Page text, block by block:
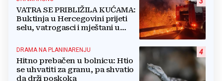
VATRA SE PRIBLIŽILA KUĆAMA:
Buktinja u Hercegovini prijeti
selu, vatrogasci i mještani u
4
DRAMA NA PLANINARENJU
Hitno prebačen u bolnicu: Htio
se uhvatiti za granu, pa shvatio
da drži poskoka